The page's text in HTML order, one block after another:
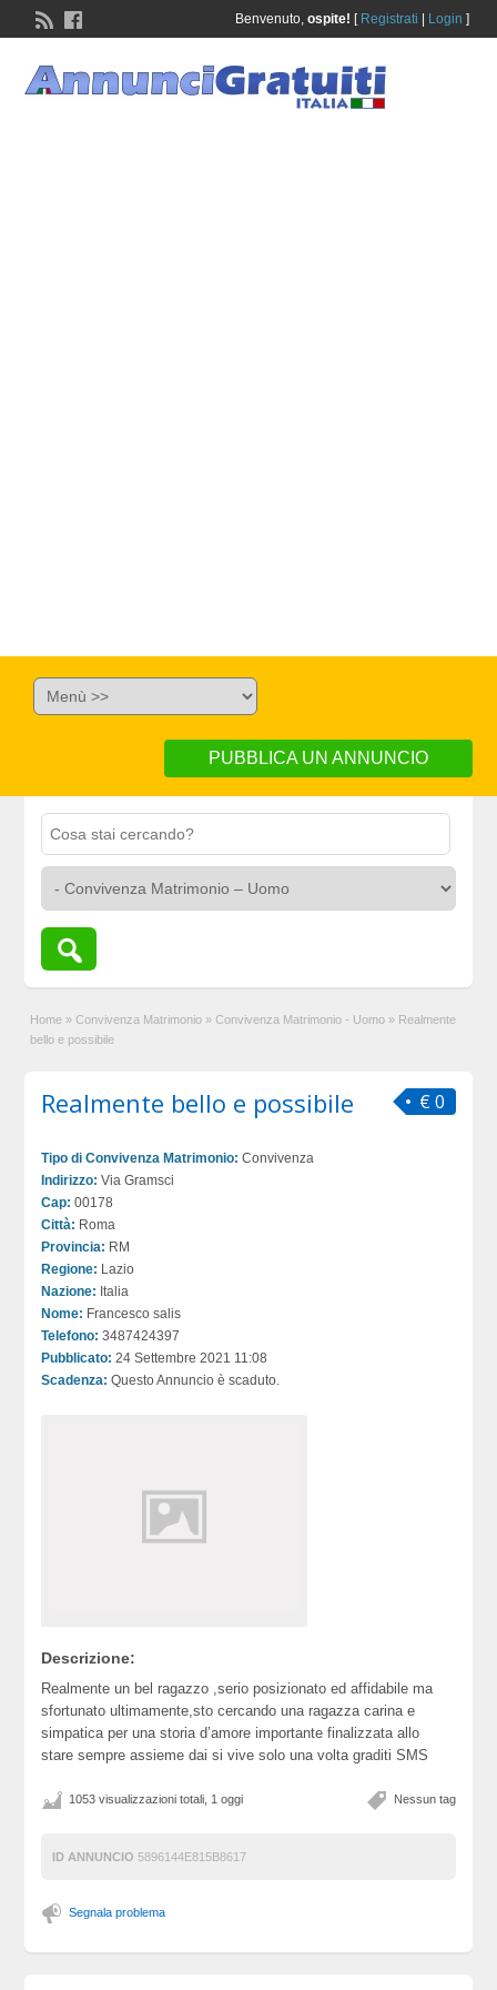
Benvenuto, ospite! [ Registrati Login ]
PUBBLICA UN ANNUNCIO
Home » Convivenza Matrimonio » Convivenza Matrimonio - Uomo » Realmente
bello e possibile
€ 0
Realmente bello e possibile
Tipo di Convivenza Matrimonio: Convivenza
Indirizzo: Via Gramsci
Cap: 00178
Città: Roma
Provincia: RM
Regione: Lazio
Nazione: Italia
Nome: Francesco salis
Telefono: 3487424397
Pubblicato: 24 Settembre 2021 11:08
Scadenza: Questo Annuncio è scaduto.
Descrizione:
Realmente un bel ragazzo ,serio posizionato ed affidabile ma
sfortunato ultimamente,sto cercando una ragazza carina e
simpatica per una storia d’amore importante finalizzata allo
stare sempre assieme dai si vive solo una volta graditi SMS
Nessun tag
1053 visualizzazioni totali, 1 oggi
ID ANNUNCIO 5896144E815B8617
Segnala problema